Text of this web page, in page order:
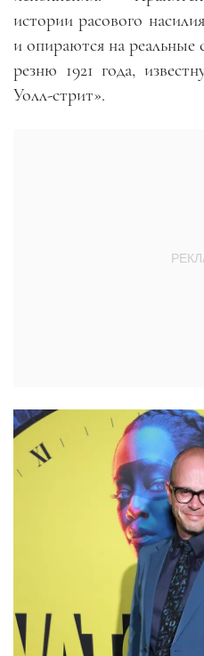
истории расового
и опираются на реальные
резню 1921 года,
Уолл-стрит».